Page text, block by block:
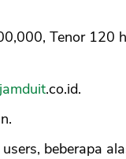
Tenor 120
.co.id.
beberapa